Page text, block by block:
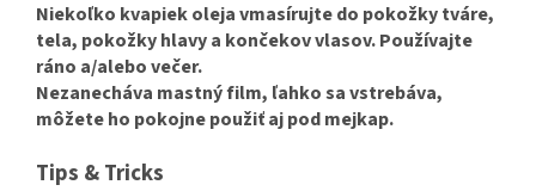
Niekoľko kvapiek oleja vmasírujte do pokožky tváre,
tela, pokožky hlavy a končekov vlasov. Používajte
ráno a/alebo večer.
Nezanecháva mastný film, ľahko sa vstrebáva,
môžete ho pokojne použiť aj pod mejkap.
Tips & Tricks